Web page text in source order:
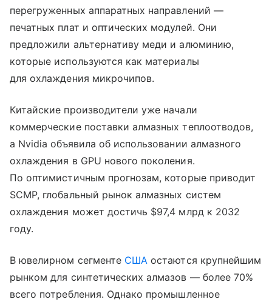
перегруженных аппаратных направлений —
печатных плат и оптических модулей. Они
предложили альтернативу меди и алюминию,
которые используются как материалы
для охлаждения микрочипов.
Китайские производители уже начали
коммерческие поставки алмазных теплоотводов,
а Nvidia объявила об использовании алмазного
охлаждения в GPU нового поколения.
По оптимистичным прогнозам, которые приводит
SCMP, глобальный рынок алмазных систем
охлаждения может достичь $97,4 млрд к 2032
году.
В ювелирном сегменте США остаются крупнейшим
рынком для синтетических алмазов — более 70%
всего потребления. Однако промышленное